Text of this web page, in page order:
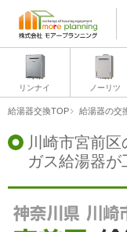
リンナイ ノーリツ
給湯器交換TOP 給湯器の交
川崎市宮前区
ガス給湯器が